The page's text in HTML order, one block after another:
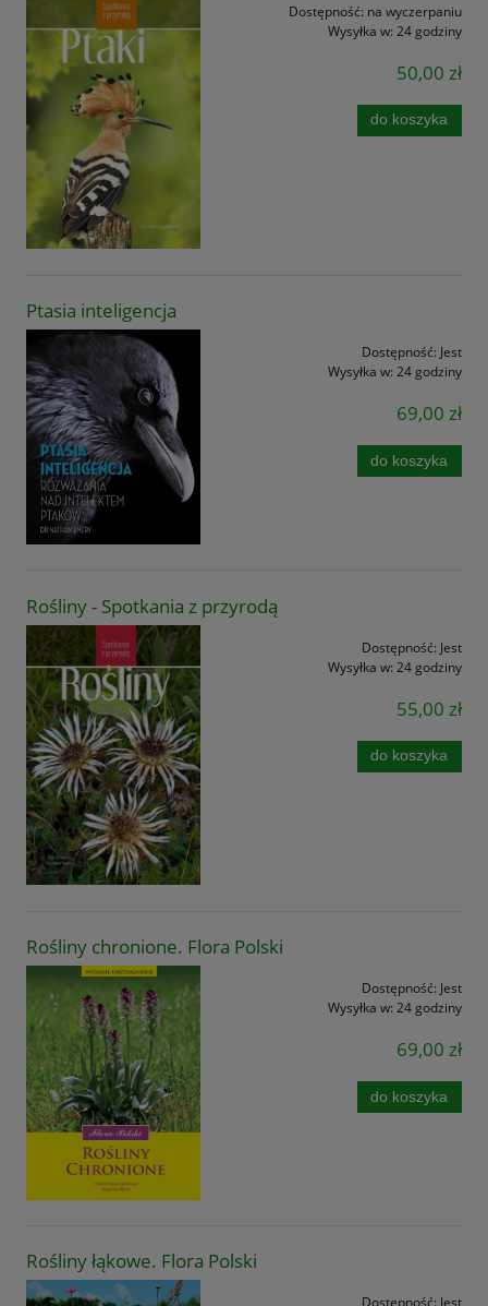
Dostępność: na wyczerpaniu
Wysyłka w: 24 godziny
50,00 zł
do koszyka
Ptasia inteligencja
Dostępność: Jest
Wysyłka w: 24 godziny
69,00 zł
do koszyka
Rośliny - Spotkania z przyrodą
Dostępność: Jest
Wysyłka w: 24 godziny
55,00 zł
do koszyka
Rośliny chronione. Flora Polski
Dostępność: Jest
Wysyłka w: 24 godziny
69,00 zł
do koszyka
Rośliny łąkowe. Flora Polski